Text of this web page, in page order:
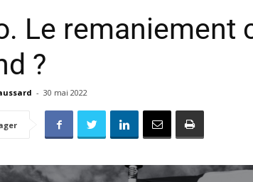
Le remaniement
?
- 30 mai 2022